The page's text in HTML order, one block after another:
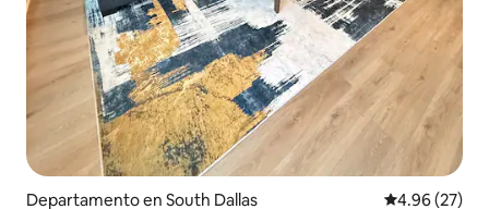
Departamento en South Dallas Calificación
4.96 (27)